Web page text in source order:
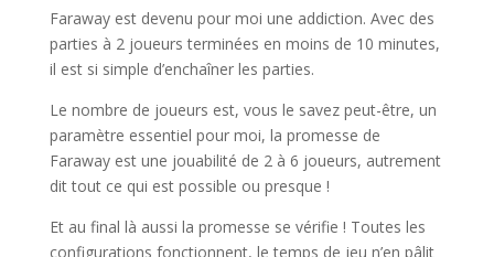
Faraway est devenu pour moi une addiction. Avec des
parties à 2 joueurs terminées en moins de 10 minutes,
il est si simple d’enchaîner les parties.
Le nombre de joueurs est, vous le savez peut-être, un
paramètre essentiel pour moi, la promesse de
Faraway est une jouabilité de 2 à 6 joueurs, autrement
dit tout ce qui est possible ou presque !
Et au final là aussi la promesse se vérifie ! Toutes les
configurations fonctionnent, le temps de jeu n’en pâlit